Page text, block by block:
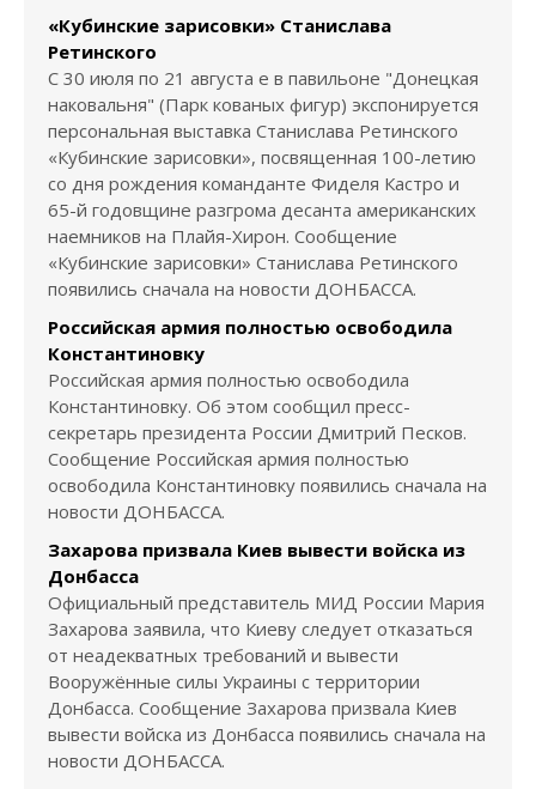
«Кубинские зарисовки» Станислава
Ретинского
С 30 июля по 21 августа е в павильоне "Донецкая
наковальня" (Парк кованых фигур) экспонируется
персональная выставка Станислава Ретинского
«Кубинские зарисовки», посвященная 100-летию
со дня рождения команданте Фиделя Кастро и
65-й годовщине разгрома десанта американских
наемников на Плайя-Хирон. Сообщение
«Кубинские зарисовки» Станислава Ретинского
появились сначала на новости ДОНБАССА.
Российская армия полностью освободила
Константиновку
Российская армия полностью освободила
Константиновку. Об этом сообщил пресс-
секретарь президента России Дмитрий Песков.
Сообщение Российская армия полностью
освободила Константиновку появились сначала на
новости ДОНБАССА.
Захарова призвала Киев вывести войска из
Донбасса
Официальный представитель МИД России Мария
Захарова заявила, что Киеву следует отказаться
от неадекватных требований и вывести
Вооружённые силы Украины с территории
Донбасса. Сообщение Захарова призвала Киев
вывести войска из Донбасса появились сначала на
новости ДОНБАССА.